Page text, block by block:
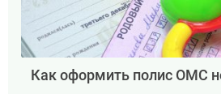
Как оформить полис ОМС